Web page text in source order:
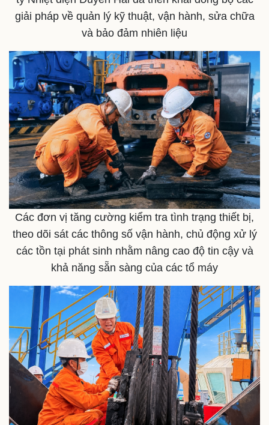
Thể thao
Bóng đá
Lịch thi đấu bóng đá
Thế giới thể thao
eSports
Hậu trường
Ô tô - Xe máy
Ô tô
Xe máy
Tư vấn
giải pháp về quản lý kỹ thuật, vận hành, sửa chữa
và bảo đảm nhiên liệu
Các đơn vị tăng cường kiểm tra tình trạng thiết bị,
theo dõi sát các thông số vận hành, chủ động xử lý
các tồn tại phát sinh nhằm nâng cao độ tin cậy và
khả năng sẵn sàng của các tổ máy